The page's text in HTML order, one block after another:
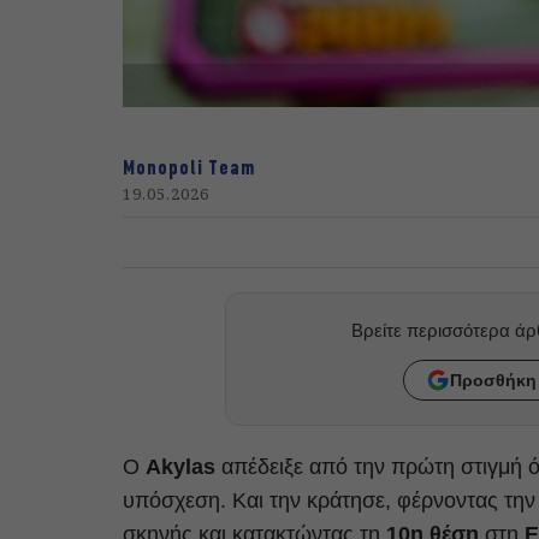
Monopoli Team
19.05.2026
Βρείτε περισσότερα
Προσθήκη
Ο Akylas απέδειξε από την πρώτη στιγμή
υπόσχεση. Και την κράτησε, φέρνοντας